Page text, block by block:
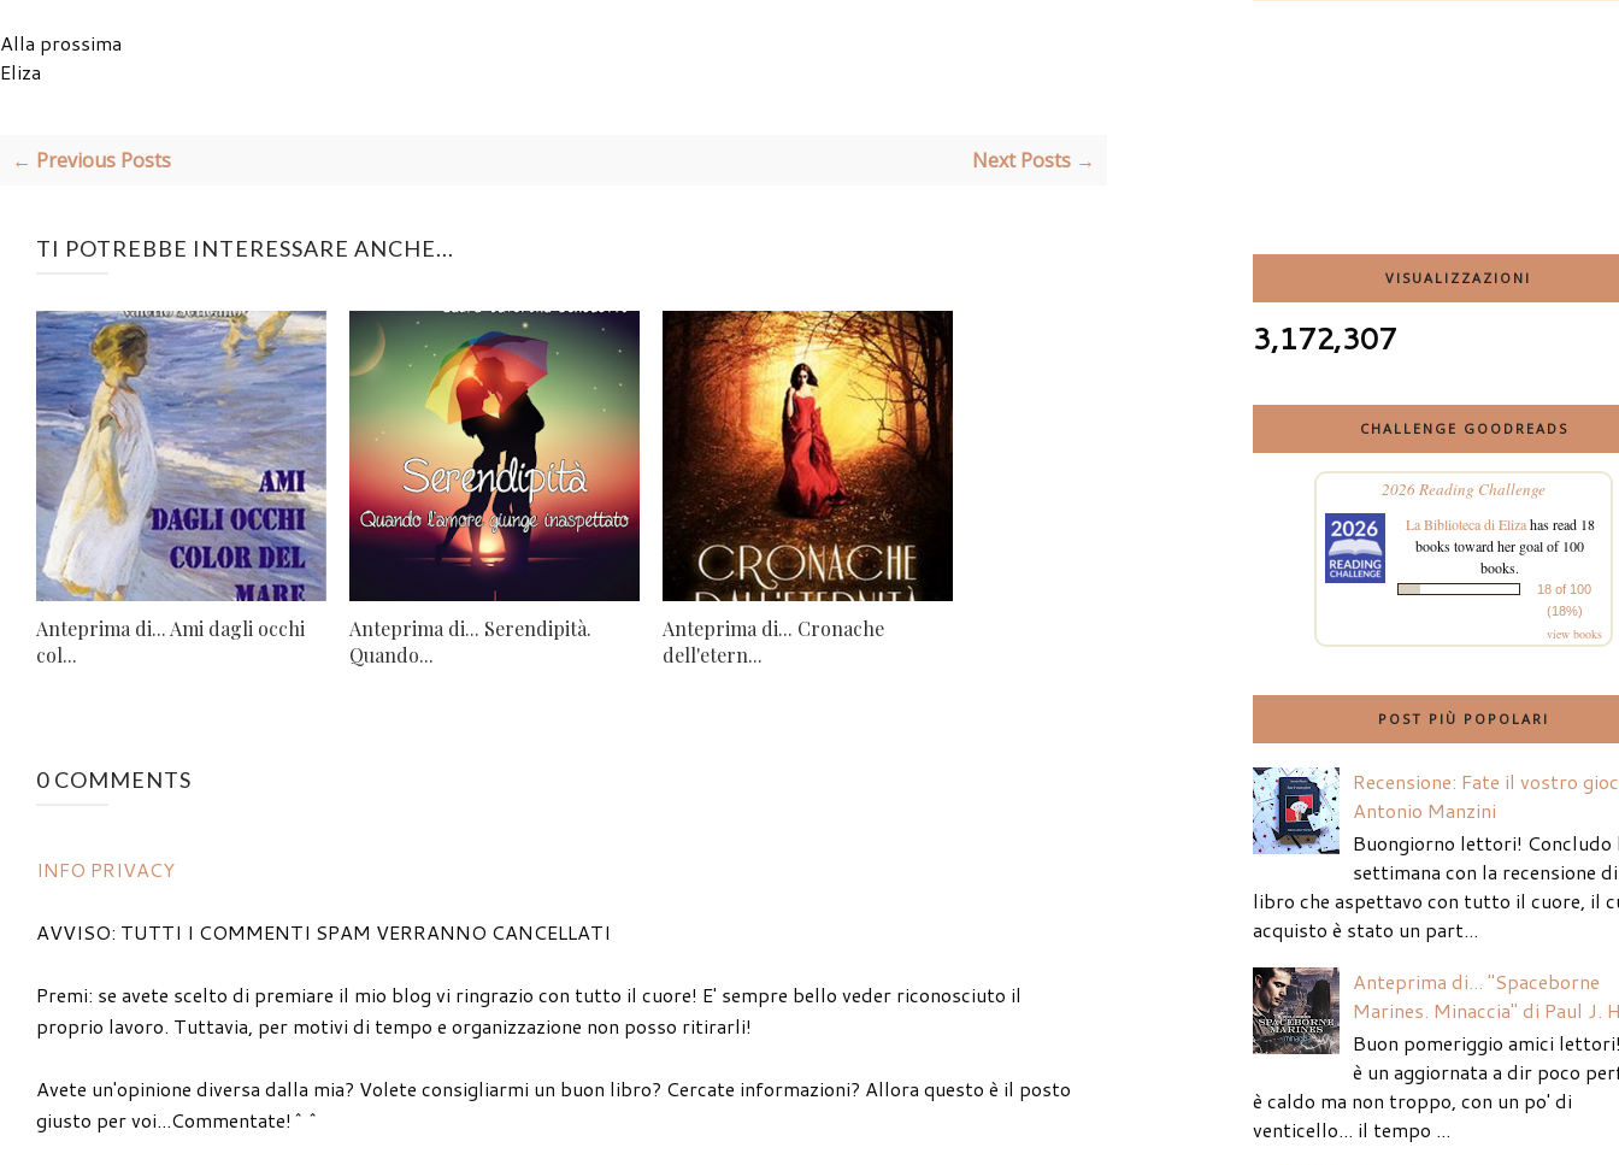
Alla prossima
Eliza
← Previous Posts Next Posts →
TI POTREBBE INTERESSARE ANCHE...
Anteprima di... Ami dagli occhi
col...
Anteprima di... Serendipità.
Quando...
Anteprima di... Cronache
dell'etern...
0 COMMENTS
INFO PRIVACY
AVVISO: TUTTI I COMMENTI SPAM VERRANNO CANCELLATI
Premi: se avete scelto di premiare il mio blog vi ringrazio con tutto il cuore! E' sempre bello veder riconosciuto il
proprio lavoro. Tuttavia, per motivi di tempo e organizzazione non posso ritirarli!
Avete un'opinione diversa dalla mia? Volete consigliarmi un buon libro? Cercate informazioni? Allora questo è il posto
giusto per voi...Commentate!^^
VISUALIZZAZIONI
3,172,307
CHALLENGE GOODREADS
2026 Reading Challenge
La Biblioteca di Elizahas read 18
books toward her goal of 100
books.
18 of 100
(18%)
view books
POST PIÙ POPOLARI
Recensione: Fate il vostro
Antonio Manzini
Buongiorno lettori! Concludo
settimana con la recensione
libro che aspettavo con tutto il cuore, il
acquisto è stato un part...
Anteprima di... "Spaceborne
Marines. Minaccia" di Paul J.
Buon pomeriggio amici
è un aggiornata a dir poco
è caldo ma non troppo, con un po' di
venticello... il tempo ...